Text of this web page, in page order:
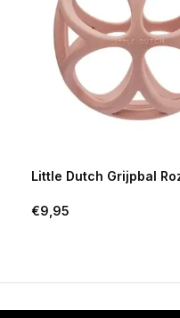
Little Dutch Grijpbal
€9,95